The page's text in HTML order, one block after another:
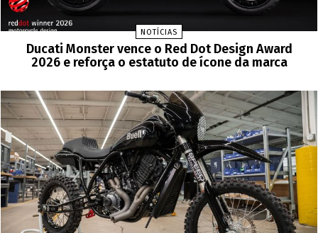
NOTÍCIAS
Ducati Monster vence o Red Dot Design Award
2026 e reforça o estatuto de ícone da marca